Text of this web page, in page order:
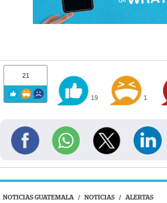
21
19 1
NOTICIAS GUATEMALA / NOTICIAS / ALERTAS